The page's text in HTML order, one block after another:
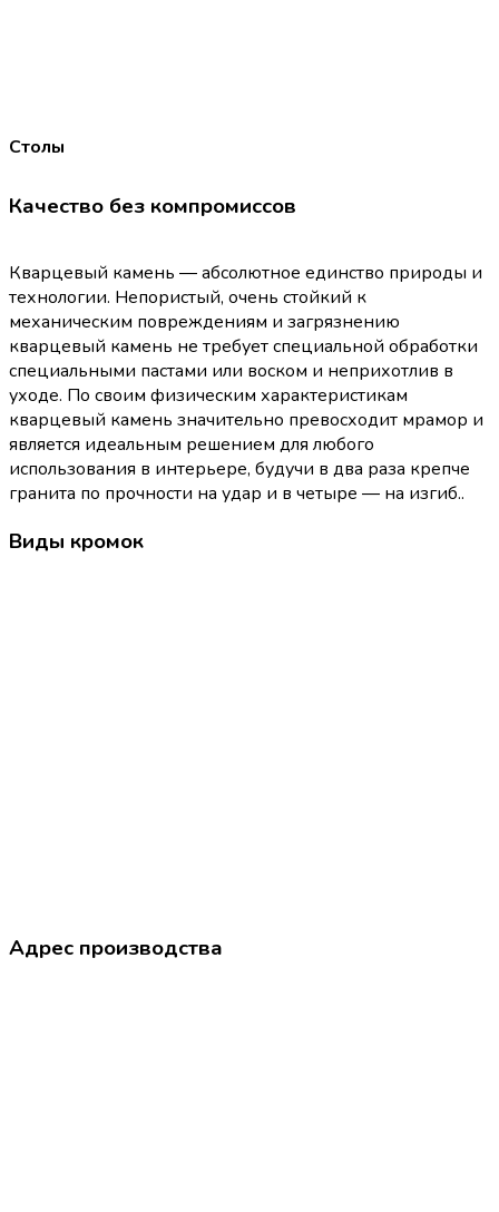
Столы
Качество без компромиссов
Кварцевый камень ― абсолютное единство природы и
технологии. Непористый, очень стойкий к
механическим повреждениям и загрязнению
кварцевый камень не требует специальной обработки
специальными пастами или воском и неприхотлив в
уходе. По своим физическим характеристикам
кварцевый камень значительно превосходит мрамор и
является идеальным решением для любого
использования в интерьере, будучи в два раза крепче
гранита по прочности на удар и в четыре ― на изгиб..
Виды кромок
Адрес производства